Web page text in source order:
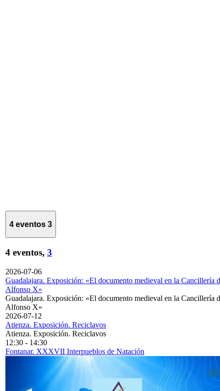
4 eventos 3
4 eventos, 3
2026-07-06
Guadalajara. Exposición: «El documento medieval en la Cancillería
Alfonso X»
Guadalajara. Exposición: «El documento medieval en la Cancillería
Alfonso X»
2026-07-12
Atienza. Exposición. Reciclavos
Atienza. Exposición. Reciclavos
12:30 - 14:30
Fontanar. XXXVII Interpueblos de Natación